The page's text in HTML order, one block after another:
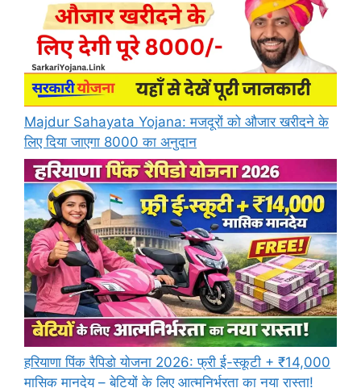
Majdur Sahayata Yojana: मजदूरों को औजार खरीदने के
लिए दिया जाएगा 8000 का अनुदान
हरियाणा पिंक रैपिडो योजना 2026: फ्री ई-स्कूटी + ₹14,000
मासिक मानदेय – बेटियों के लिए आत्मनिर्भरता का नया रास्ता!